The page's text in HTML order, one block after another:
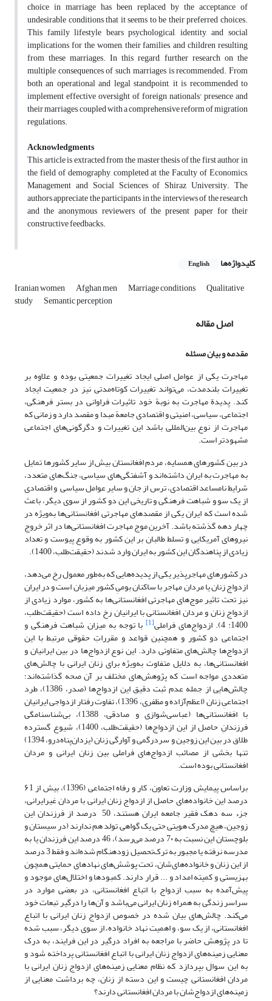
choice in marriage has been replaced by the acceptance of
undesirable conditions that it seems to be their preferred choices.
This family lifestyle bears psychological, identity, and social
implications for the women, their families, and children resulting
from these marriages. In this regard, further research on the
multiple consequences of such marriages is recommended. From
both an operational and legal standpoint, it is recommended to
implement effective oversight of foreign nationals' presence and
their marriages, coupled with a comprehensive reform of migration
regulations.
Acknowledgments
This article is extracted from the master thesis of the first author in
the field of demography, completed at the Faculty of Economics,
Management and Social Sciences of Shiraz University. The
authors appreciate the participants in the interviews of the research
and the anonymous reviewers of the present paper for their
constructive feedbacks.
کلیدواژه‌ها English
Iranian women Afghan men Marriage conditions Qualitative
study Semantic perception
اصل مقاله
مقدمه و بیان مسئله
مهاجرت یکی از عوامل اصلی ایجاد تغییرات جمعیتی بوده و علاوه بر
تغییرات بلندمدت، می‌تواند تغییرات کوتاه‌مدتی نیز در جمعیت ایجاد
کند. پدیدة مهاجرت به نوبة خود تاثیرات فراوانی در بستر فرهنگی،
اجتماعی، سیاسی، امنیتی و اقتصادی جامعة مبدا و مقصد دارد و زمانی که
مهاجرت از نوع بین‌ا‌لمللی باشد این تغییرات و دگرگونی‌های اجتماعی
مشهودتر است.
در بین کشورهای همسایه، مردم افغانستان بیش از سایر کشورها تمایل
به مهاجرت به ایران داشته‌اند و آشفتگی‌های سیاسی، جنگ‌های متعدد،
شرایط نامساعد اقتصادی، ترس از جان و سایر عوامل سیاسی و اقتصادی
از یک سو و شباهت فرهنگی و تاریخی این دو کشور از سوی دیگر، باعث
شده است که ایران یکی از مقصدهای مهاجرتی افغانستانی‌ها به‌ویژه در
چهار دهه گذشته باشد. آخرین موج مهاجرت افغانستانی‌ها در اثر خروج
نیروهای آمریکایی و تسلط طالبان بر این کشور به وقوع پیوست و تعداد
زیادی از پناهندگان این کشور به ایران وارد شدند (حقیقت‌طلب، 1400).
در کشورهای مهاجرپذیر یکی از پدیده‌هایی که به‌طور معمول رخ می‌دهد،
ازدواج زنان یا مردان مهاجر با ساکنان بومیِ کشور میزبان است و در ایران
نیز تحت تاثیر موج‌های مهاجرتی افغانستانی‌ها به کشور، موارد زیادی از
ازدواج زنان و مردان افغانستانی با ایرانیان رخ داده است (حقیقت‌طلب،
1400: 4). ازدواج‌های فراملی [1] با توجه به میزان شباهت فرهنگی و
اجتماعی دو کشور و همچنین قواعد و مقرراتِ حقوقی مرتبط با این
ازدواج‌ها چالش‌های متفاوتی دارد. این نوع ازدواج‌ها در بین ایرانیان و
افغانستانی‌ها، به دلایل متفاوت به‌ویژه برای زنان ایرانی با چالش‌های
متعددی مواجه است که پژوهش‌های مختلف بر آن صحه گذاشته‌اند؛
چالش‌هایی از جمله عدم ثبت دقیق این ازدواج‌ها (صدر، 1386)، طرد
اجتماعیِ زنان (اعظم‌آزاده و مظفری، 1396)، تفاوت رفتارِ ازدواجی ایرانیان
با افغانستانی‌ها (عباسی‌شوازی و صادقی، 1388)، بی‌شناسنامگی
فرزندانِ حاصل از این ازدواج‌ها (حقیقت‌طلب، 1400)، شیوع گسترده
طلاق در بین این زوجین و سردرگمی و آوارگی زنان (یزدان‌پناه‌درو، 1394)
تنها بخشی از مصائب ازدواج‌های فراملی بین زنان ایرانی و مردان
افغانستانی بوده است.
براساس پیمایش وزارت تعاون، کار و رفاه اجتماعی (1396)، بیش از ۶1
درصد این خانواده‌های حاصل از ازدواج زنان ایرانی با مردان غیرایرانی،
جزء سه دهک فقیر جامعه ایران هستند، 50 درصد از فرزندان این
زوجین، هیچ مدرک هویتی حتی یک گواهی تولد هم ندارند (در سیستان و
بلوچستان این نسبت به 7۰ درصد می‌رسد)، 46 درصد این فرزندان یا به
مدرسه نرفته یا مجبور به ترک‌تحصیل زودهنگام شده‌اند و فقط 3 درصد
از این زنان و خانواده‌های‌شان، تحت پوشش‌های نهادهای حمایتی همچون
بهزیستی و کمیته امداد و ... قرار دارند. کمبودها و اختلال‌های موجود و
پیش‌آمده به سبب ازدواج با اتباع افغانستانی، در بعضی موارد در
سراسر زندگی به همراه زنان ایرانی می‌باشد و آن‌ها را درگیر تبعات خود
می‌کند. چالش‌های بیان شده در خصوص ازدواج زنان ایرانی با اتباع
افغانستانی، از یک سو، و اهمیت نهاد خانواده، از سوی دیگر، سبب شده
تا در پژوهش حاضر با مراجعه به افراد درگیر در این فرایند، به درک
معنایی زمینه‌های ازدواج زنان ایرانی با اتباع افغانستانی پرداخته شود و
به این سوال بپردازد که نظام معنایی زمینه‌های ازدواج زنان ایرانی با
مردان افغانستانی چیست و این دسته از زنان، چه برداشت معنایی از
زمینه‌های ازدواج‌شان با مردان افغانستانی دارند؟